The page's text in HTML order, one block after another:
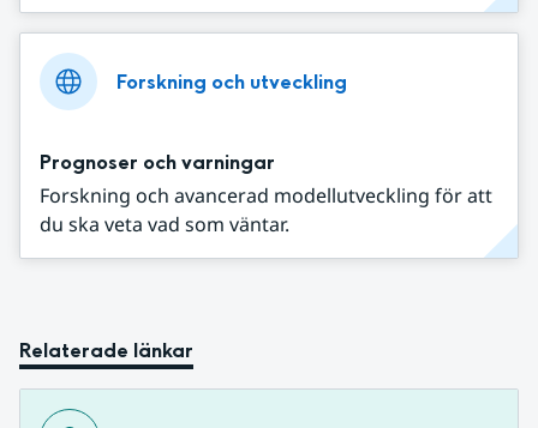
Forskning och utveckling
Prognoser och varningar
Forskning och avancerad modellutveckling för att
du ska veta vad som väntar.
Relaterade länkar